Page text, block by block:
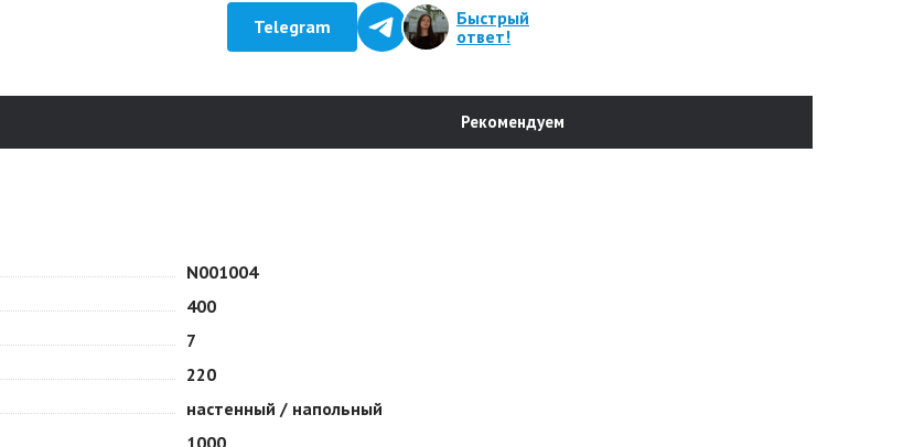
Telegram
Быстрый
ответ!
Рекомендуем
N001004
400
7
220
настенный / напольный
1000